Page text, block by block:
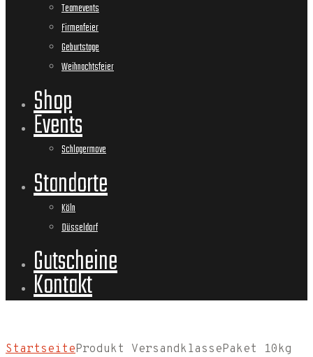
Teamevents
Firmenfeier
Geburtstage
Weihnachtsfeier
Shop
Events
Schlagermove
Standorte
Köln
Düsseldorf
Gutscheine
Kontakt
StartseiteProdukt VersandklassePaket 10kg